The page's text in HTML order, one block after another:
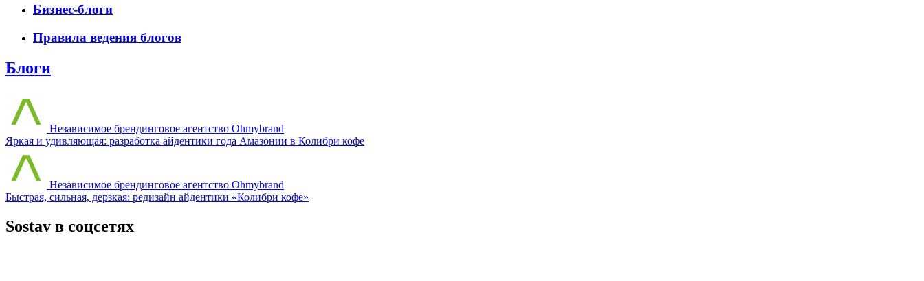
Бизнес-блоги
Правила ведения блогов
Блоги
Независимое брендинговое агентство Ohmybrand
Яркая и удивляющая: разработка айдентики года Амазонии в Колибри кофе
Независимое брендинговое агентство Ohmybrand
Быстрая, сильная, дерзкая: редизайн айдентики «Колибри кофе»
Sostav в соцсетях